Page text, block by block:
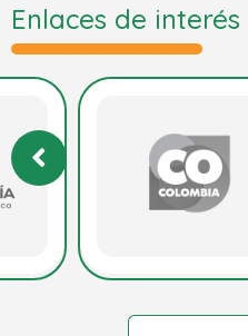
Enlaces de interés